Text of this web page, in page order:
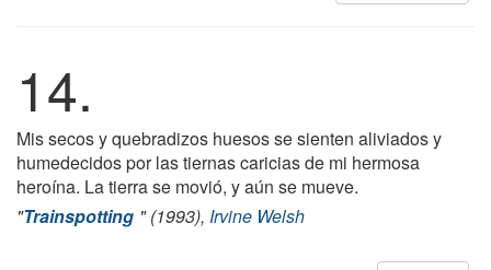
14.
Mis secos y quebradizos huesos se sienten aliviados y
humedecidos por las tiernas caricias de mi hermosa
heroína. La tierra se movió, y aún se mueve.
"Trainspotting " (1993), Irvine Welsh